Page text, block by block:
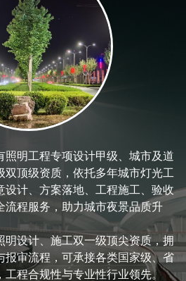
照明工程专项设计甲级、城市及道
双顶级资质，依托多年城市灯光工
设计、方案落地、工程施工、验收
流程服务，助力城市夜景品质升
设计、施工双一级顶尖资质，拥
报审流程，可承接各类国家级、省
工程合规性与专业性行业领先。
票代码：300815】控股企业，衔
施建设的纽带，城市照明领域双甲
化建设运营经验丰富
座城市近百家政府客户提供城
营管理路灯设施超50万盏/
化城市照明低碳、降碳目标，强
计和规划
模式往数字化、节能化、智能
城市照明低碳发展需求，凭借高新
明运维积淀，构建数字化、专业化
，为城市照明节能降耗、绿色升级
参与编制多项照明节能行业技术
系，规范能源管控全流程，保障节
效。
能源管理平台与单灯智能调控系
文旅夜游经济发展，融合数字光影
旅文化，打造专业化数智文旅灯光
夜景打造、光影演艺、氛围升级、
，助力城市文旅提质、夜间经济
属地人文特色、地域风貌与文旅
，将本土文化元素融入光影创作，
片。